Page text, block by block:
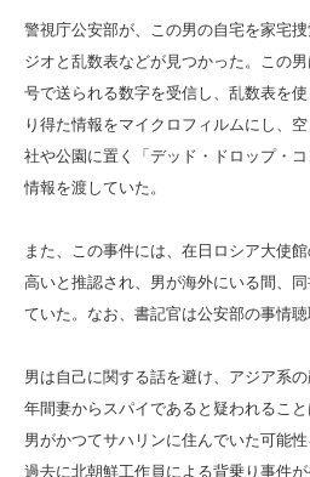
警視庁公安部が、この男の自宅を家宅
ジオと乱数表などが見つかった。この
号で送られる数字を受信し、乱数表を
り得た情報をマイクロフィルムにし、
社や公園に置く「デッド・ドロップ・
情報を渡していた。
また、この事件には、在日ロシア大使
高いと推認され、男が海外にいる間、
ていた。なお、書記官は公安部の事情聴
男は自己に関する話を避け、アジア系
年間妻からスパイであると疑われるこ
男がかつてサハリンに住んでいた可能
過去に北朝鮮工作員による背乗り事件